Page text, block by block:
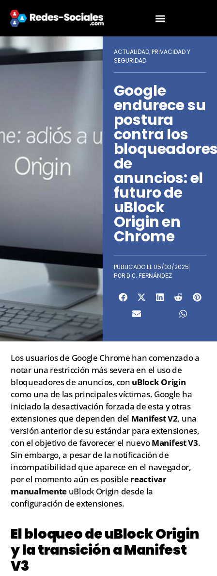
ACTUALIDAD, PRIVACIDAD Y
SEGURIDAD
Google
endurece su
postura
contra los
de
anuncios: el
futuro de
uBlock
Origin en
Chrome
PUBLICADO EL 05/03/2025
POR D C. FERNÁNDEZ
Los usuarios de Google Chrome han comenzado a
notar una restricción más severa en el uso de
bloqueadores de anuncios, con uBlock Origin
como una de las principales víctimas. Google ha
iniciado la desactivación forzada de esta y otras
extensiones que dependen del Manifest V2, una
versión anterior de su estándar para extensiones,
con el objetivo de favorecer el nuevoManifest V3.
Sin embargo, a pesar de la notificación de
incompatibilidad que aparece en el navegador,
por el momento aún es posible reactivar
manualmente uBlock Origin desde la
configuración de extensiones.
El bloqueo de uBlock Origin
y la transición a Manifest
V3